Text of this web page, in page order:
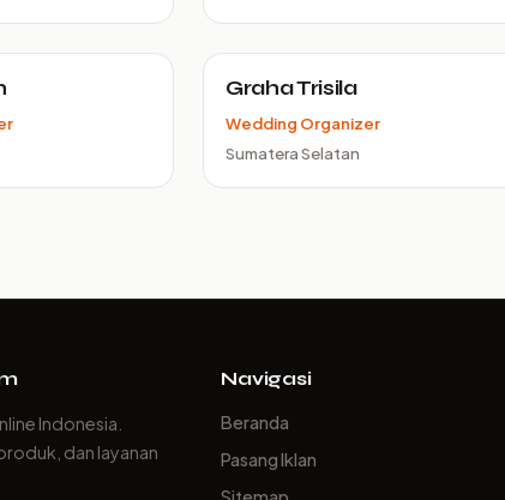
Graha Trisila
Wedding Organizer
Sumatera Selatan
Indonesia.
dan layanan
Navigasi
Beranda
Pasang Iklan